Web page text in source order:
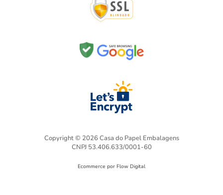
Copyright © 2026 Casa do Papel Embalagens
CNPJ 53.406.633/0001-60
Ecommerce por Flow Digital